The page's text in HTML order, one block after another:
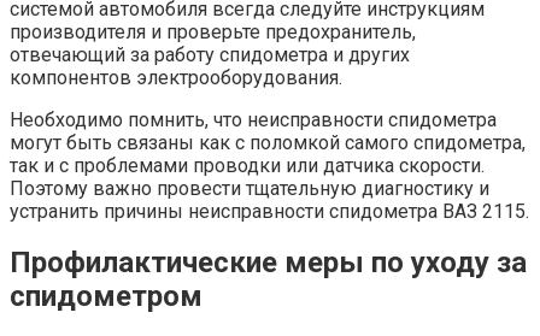
системой автомобиля всегда следуйте инструкциям
производителя и проверьте предохранитель,
отвечающий за работу спидометра и других
компонентов электрооборудования.
Необходимо помнить, что неисправности спидометра
могут быть связаны как с поломкой самого спидометра,
так и с проблемами проводки или датчика скорости.
Поэтому важно провести тщательную диагностику и
устранить причины неисправности спидометра ВАЗ 2115.
Профилактические меры по уходу за
спидометром